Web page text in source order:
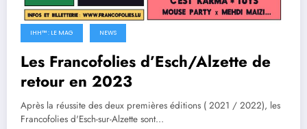
IHH™ : LE MAG NEWS
Les Francofolies d’Esch/Alzette de
retour en 2023
Après la réussite des deux premières éditions ( 2021 / 2022), les
Francofolies d'Esch-sur-Alzette sont…